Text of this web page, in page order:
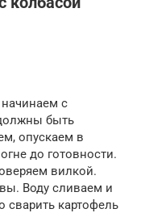
с
быть
опускаем в
до готовности.
вилкой.
Воду сливаем и
сварить картофель